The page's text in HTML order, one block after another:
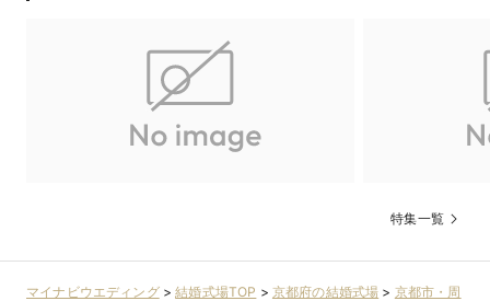
特集一覧
マイナビウエディング>結婚式場TOP > 京都府の結婚式場 > 京都市・周